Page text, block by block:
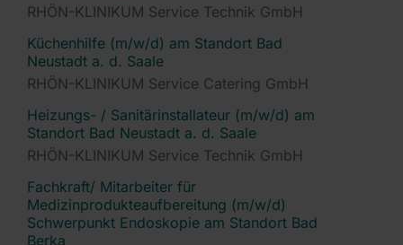
RHÖN-KLINIKUM Service Technik GmbH
Küchenhilfe (m/w/d) am Standort Bad
Neustadt a. d. Saale
RHÖN-KLINIKUM Service Catering GmbH
Heizungs- / Sanitärinstallateur (m/w/d) am
Standort Bad Neustadt a. d. Saale
RHÖN-KLINIKUM Service Technik GmbH
Fachkraft/ Mitarbeiter für
Medizinprodukteaufbereitung (m/w/d)
Schwerpunkt Endoskopie am Standort Bad
Berka